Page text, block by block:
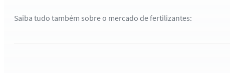
Saiba tudo também sobre o mercado de fertilizantes: